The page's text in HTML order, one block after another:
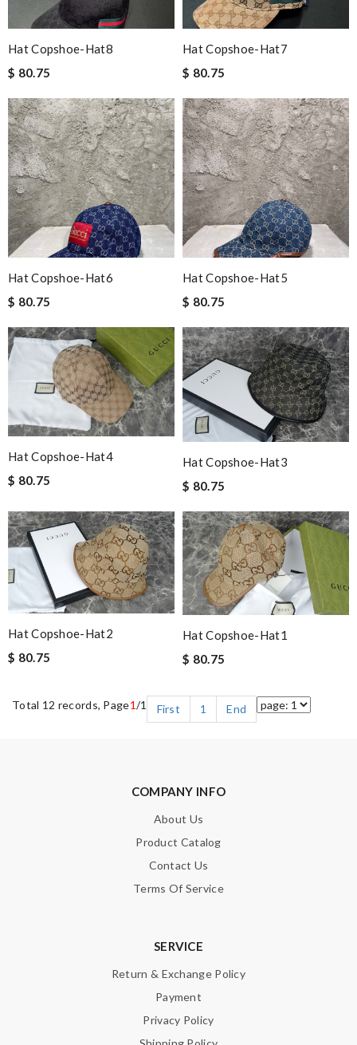
Hat Copshoe-Hat8
$ 80.75
Hat Copshoe-Hat7
$ 80.75
Hat Copshoe-Hat6
$ 80.75
Hat Copshoe-Hat5
$ 80.75
Hat Copshoe-Hat4
$ 80.75
Hat Copshoe-Hat3
$ 80.75
Hat Copshoe-Hat2
$ 80.75
Hat Copshoe-Hat1
$ 80.75
Total 12 records, Page1/1 First 1 End
COMPANY INFO
About Us
Product Catalog
Contact Us
Terms Of Service
SERVICE
Return & Exchange Policy
Payment
Privacy Policy